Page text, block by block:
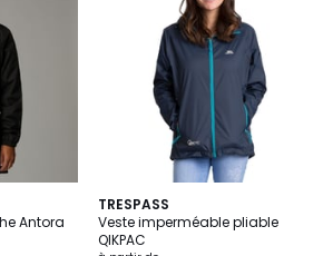
Antora
TRESPASS
Veste imperméable pliable
QIKPAC
4,4
/ 5
5
Couleurs